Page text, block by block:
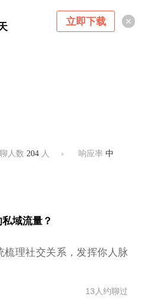
立即下载
人数 204 人 响应率 中
域流量？
梳理社交关系，发挥你人脉
提升，本话题将非常适合
13人约聊过